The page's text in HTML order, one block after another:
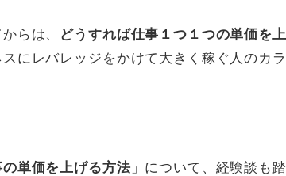
らは、 どうすれば仕事１つ１つの単価を上
にレバレッジをかけて大きく稼ぐ人のカラ
単価を上げる方法 」について、経験談も踏